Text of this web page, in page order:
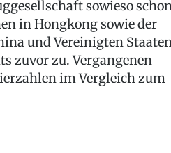
sowieso
in Hongkong sowie der
und Vereinigten
zuvor zu. Vergangenen
im Vergleich zum